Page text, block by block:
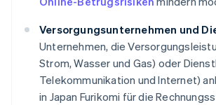
Versorgungsunternehmen und
Unternehmen, die
Strom, Wasser und Gas) oder
Telekommunikation und Internet)
in Japan Furikomi für die